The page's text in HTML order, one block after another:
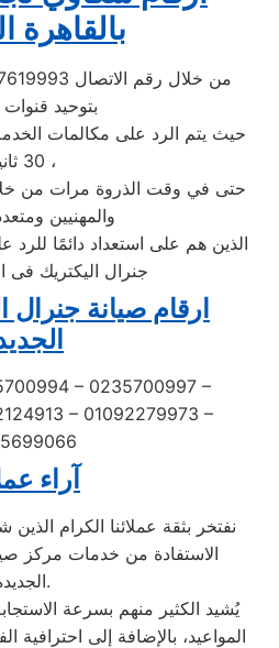
بالقاهرة
بتوحيد قنوات
حيث يتم الرد على مكالمات
30 ثانية ،
حتى في وقت الذروة مرات من خلال
والمهنيين
الذين هم على استعداد دائمًا للرد
جنرال اليكتريك فى
ارقام صيانة جنرال
– 0235700997 –
– 01092279973 –
آراء
نفتخر بثقة عملائنا الكرام الذين
الاستفادة من خدمات مركز
الجديدة.
يُشيد الكثير منهم بسرعة
المواعيد، بالإضافة إلى